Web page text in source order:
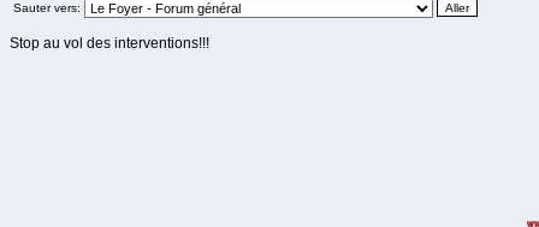
Sauter vers:
Stop au vol des interventions!!!